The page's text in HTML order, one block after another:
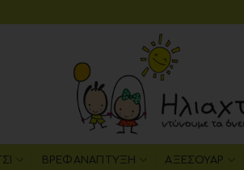
ΒΡΕΦΑΝΆΠΤΥΞΗ ΑΞΕΣΟΥΆΡ